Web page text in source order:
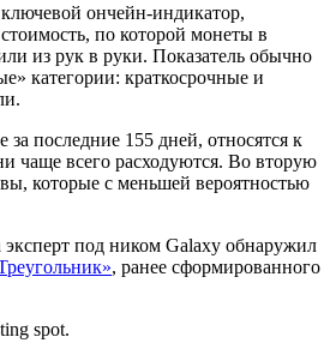
ончейн-индикатор,
по которой монеты в
из рук в руки. Показатель обычно
категории: краткосрочные и
последние 155 дней, относятся к
чаще всего расходуются. Во вторую
которые с меньшей вероятностью
эксперт под ником Galaxy обнаружил
, ранее сформированного
spot.